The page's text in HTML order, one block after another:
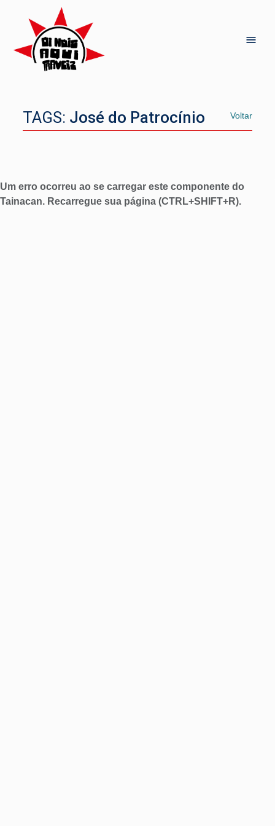
TAGS: José do Patrocínio Voltar
Um erro ocorreu ao se carregar este componente do
Tainacan. Recarregue sua página (CTRL+SHIFT+R).